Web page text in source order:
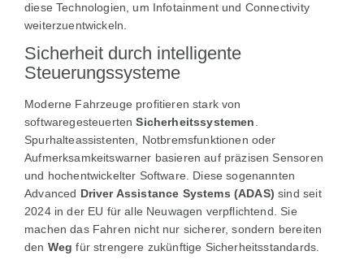
diese Technologien, um Infotainment und Connectivity
weiterzuentwickeln.
Sicherheit durch intelligente
Steuerungssysteme
Moderne Fahrzeuge profitieren stark von
softwaregesteuertenSicherheitssystemen
Spurhalteassistenten, Notbremsfunktionen oder
Aufmerksamkeitswarner basieren auf präzisen Sensoren
und hochentwickelter Software. Diese sogenannten
Advanced Driver Assistance Systems (ADAS) sind seit
2024 in der EU für alle Neuwagen verpflichtend. Sie
machen das Fahren nicht nur sicherer, sondern bereiten
den Weg für strengere zukünftige Sicherheitsstandards.